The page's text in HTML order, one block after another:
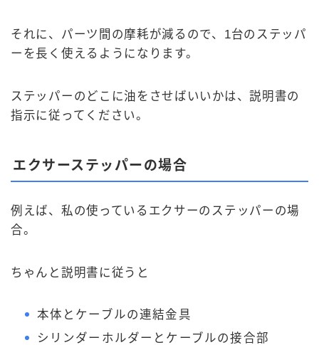
それに、パーツ間の摩耗が減るので、1台のステッパ
ーを長く使えるようになります。
ステッパーのどこに油をさせばいいかは、説明書の
指示に従ってください。
エクサーステッパーの場合
例えば、私の使っているエクサーのステッパーの場
合。
ちゃんと説明書に従うと
本体とケーブルの連結金具
シリンダーホルダーとケーブルの接合部